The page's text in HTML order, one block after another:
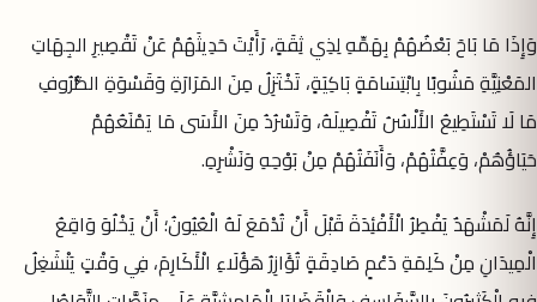
وَإِذَا مَا بَاحَ بَعْضُهُمْ بِهَمِّهِ لِذِي ثِقَةٍ، رَأَيْتَ حَدِيثَهُمْ عَنْ تَقْصِيرِ الجِهَاتِ
المَعْنِيَّةِ مَشُوبًا بِابْتِسَامَةٍ بَاكِيَةٍ، تَخْتَزِلُ مِنَ المَرَارَةِ وَقَسْوَةِ الظُّرُوفِ
مَا لَا تَسْتَطِيعُ الأَلْسُنُ تَفْصِيلَهُ، وَتَسْرُدُ مِنَ الأَسَى مَا يَمْنَعُهُمْ
حَيَاؤُهُمْ، وَعِفَّتُهُمْ، وَأَنَفَتُهُمْ مِنْ بَوْحِهِ وَنَشْرِهِ.
إِنَّهُ لَمَشْهَدٌ يَفْطِرُ الْأَفْئِدَةَ قَبْلَ أَنْ تُدْمَعَ لَهُ الْعُيُونُ؛ أَنْ يَخْلُوَ وَاقِعُ
الْمِيدَانِ مِنْ كَلِمَةِ دَعْمٍ صَادِقَةٍ تُؤَازِرُ هَؤُلَاءِ الْأَكَارِمَ، فِي وَقْتٍ يَنْشَغِلُ